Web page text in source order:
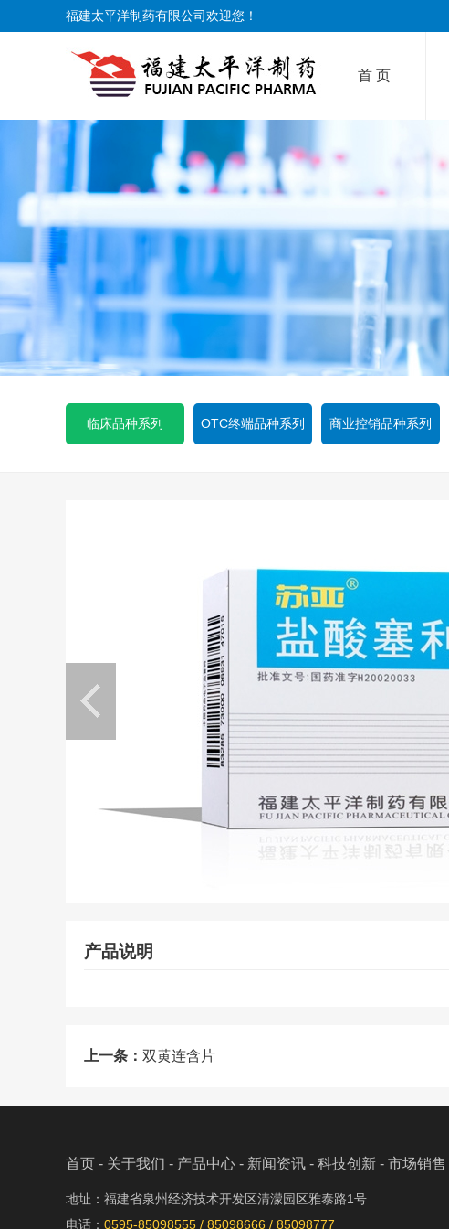
福建太平洋制药有限公司欢迎您！
首 页
临床品种系列 OTC终端品种系列 商业控销品种系列
产品说明
上一条： 双黄连含片
首页 - 关于我们 - 产品中心 - 新闻资讯 - 科技创新 - 市场销售
地址：福建省泉州经济技术开发区清濛园区雅泰路1号
电话： 0595-85098555 / 85098666 / 85098777